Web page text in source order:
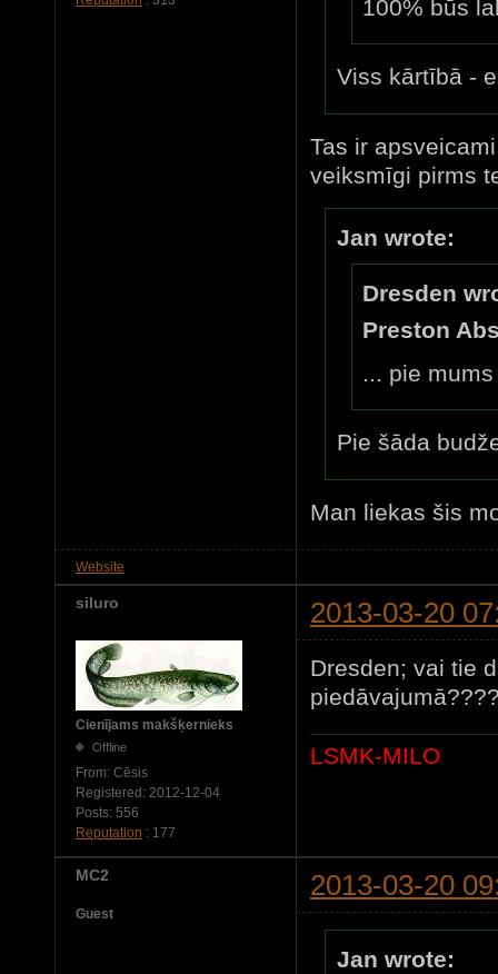
100% būs
Viss kārtībā -
Tas ir
veiksmīgi pirms
Jan wrote:
Dresden
Preston
... pie
Pie šāda
Man liekas šis
Website
siluro 2013-03-20
Cienījams makšķernieks
Offline
From: Cēsis
Registered: 2012-12-04
Posts: 556
Reputation : 177
Dresden; vai tie
LSMK-MILO
MC2 2013-03-20
Guest
Jan wrote: